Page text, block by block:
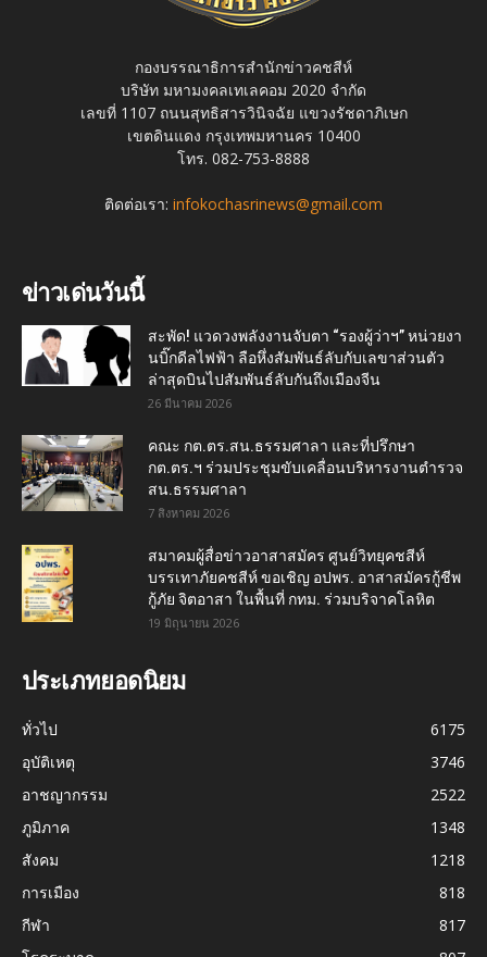
กองบรรณาธิการสำนักข่าวคชสีห์
บริษัท มหามงคลเทเลคอม 2020 จำกัด
เลขที่ 1107 ถนนสุทธิสารวินิจฉัย แขวงรัชดาภิเษก
เขตดินแดง กรุงเทพมหานคร 10400
โทร. 082-753-8888
ติดต่อเรา: infokochasrinews@gmail.com
ข่าวเด่นวันนี้
สะพัด! แวดวงพลังงานจับตา “รองผู้ว่าฯ” หน่วยงา
นบิ๊กดีลไฟฟ้า ลือหึ่งสัมพันธ์ลับกับเลขาส่วนตัว
ล่าสุดบินไปสัมพันธ์ลับกันถึงเมืองจีน
26 มีนาคม 2026
คณะ กต.ตร.สน.ธรรมศาลา และที่ปรึกษา
กต.ตร.ฯ ร่วมประชุมขับเคลื่อนบริหารงานตำรวจ
สน.ธรรมศาลา
7 สิงหาคม 2026
สมาคมผู้สื่อข่าวอาสาสมัคร ศูนย์วิทยุคชสีห์
บรรเทาภัยคชสีห์ ขอเชิญ อปพร. อาสาสมัครกู้ชีพ
กู้ภัย จิตอาสา ในพื้นที่ กทม. ร่วมบริจาคโลหิต
19 มิถุนายน 2026
ประเภทยอดนิยม
ทั่วไป
6175
อุบัติเหตุ
3746
อาชญากรรม
2522
ภูมิภาค
1348
สังคม
1218
การเมือง
818
กีฬา
817